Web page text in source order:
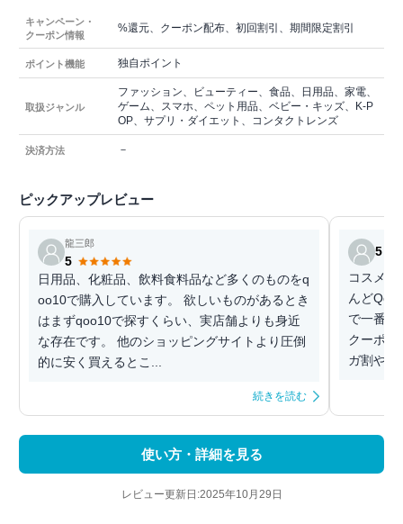
キャンペーン・
クーポン情報
%還元、クーポン配布、初回割引、期間限定割引
ポイント機能 独自ポイント
取扱ジャンル
ファッション、ビューティー、食品、日用品、家電、
ゲーム、スマホ、ペット用品、ベビー・キッズ、K-P
OP、サプリ・ダイエット、コンタクトレンズ
決済方法 －
ピックアップレビュー
龍三郎
5
日用品、化粧品、飲料食料品など多くのものをq
oo10で購入しています。 欲しいものがあるとき
はまずqoo10で探すくらい、実店舗よりも身近
な存在です。 他のショッピングサイトより圧倒
的に安く買えるとこ...
続きを読む
5
コスメ
んど
で一番好
クーポン
ガ割やメ
使い方・詳細を見る
レビュー更新日:2025年10月29日